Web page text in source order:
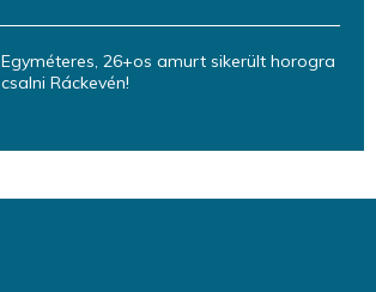
Egyméteres, 26+os amurt sikerült horogra
csalni Ráckevén!